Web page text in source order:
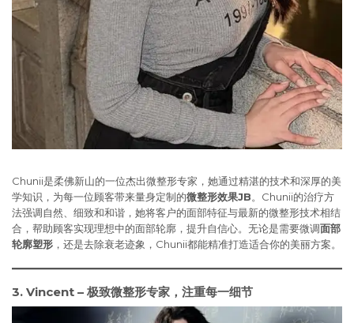
Chunii是柔佛新山的一位杰出微整形专家，她通过精湛的技术和深厚的美
学知识，为每一位顾客带来量身定制的微整形效果JB。Chunii的治疗方
法强调自然、细致和和谐，她将客户的面部特征与最新的微整形技术相结
合，帮助顾客实现理想中的面部轮廓，提升自信心。无论是需要微调面部
轮廓塑形 ，还是去除衰老迹象，Chunii都能精准打造适合你的美丽方案。
3. Vincent – 极致微整形专家，注重每一细节